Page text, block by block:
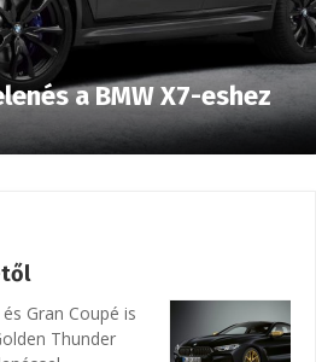
a BMW X7-eshez
től
Gran Coupé is
Thunder